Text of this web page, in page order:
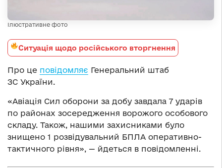
Ілюстративне фото
Ситуація щодо російського вторгнення
Про це повідомляє Генеральний штаб
ЗС України.
«Авіація Сил оборони за добу завдала 7 ударів
по районах зосередження ворожого особового
складу. Також, нашими захисниками було
знищено 1 розвідувальний БПЛА оперативно-
тактичного рівня», — йдеться в повідомленні.